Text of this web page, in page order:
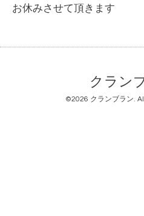
お休みさせて頂きます
クラン
©2026 クランブラン.